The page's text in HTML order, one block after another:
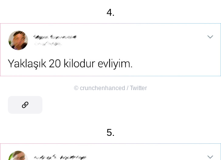
4.
© crunchenhanced / Twitter
5.